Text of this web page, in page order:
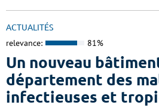
ACTUALITÉS
relevance: 81%
Un nouveau
département des
infectieuses et